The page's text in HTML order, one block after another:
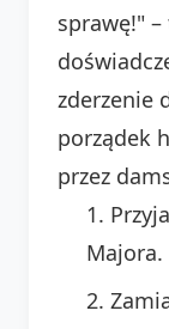
sprawę!" –
zderzenie
porządek
przez
Majora.